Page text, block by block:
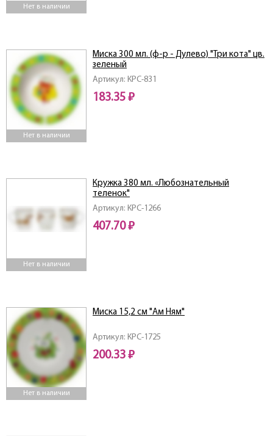
Нет в наличии
Нет в наличии
Артикул: КРС-831
Миска 300 мл. (ф-р - Дулево) "Три кота" цв.
зеленый
183.35 ₽
Нет в наличии
Артикул: КРС-1266
Кружка 380 мл. «Любознательный
теленок"
407.70 ₽
Нет в наличии
Артикул: КРС-1725
Миска 15,2 см "Ам Ням"
200.33 ₽